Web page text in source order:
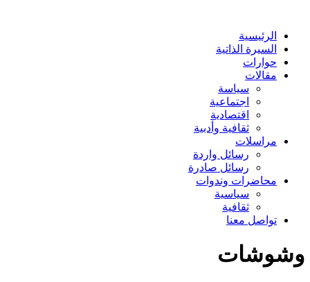
الرئيسية
السيرة الذاتية
حوارات
مقالات
سياسة
اجتماعية
اقتصادية
ثقافية وأدبية
مراسلات
رسائل واردة
رسائل صادرة
محاضرات وندوات
سياسية
ثقافية
تواصل معنا
وشوشات